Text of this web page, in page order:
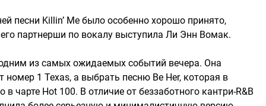
песни Killin’ Me было особенно хорошо принято,
партнерши по вокалу выступила Ли Энн Вомак.
из самых ожидаемых событий вечера. Она
1 Texas, а выбрать песню Be Her, которая в
чарте Hot 100. В отличие от беззаботного кантри-R&B